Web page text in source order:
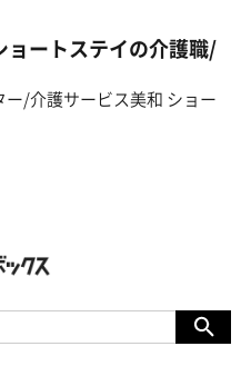
ートステイの介護職/
/介護サービス美和 ショー